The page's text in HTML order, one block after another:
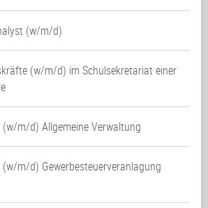
(w/m/d)
(w/m/d) im Schulsekretariat einer
m/d) Allgemeine Verwaltung
m/d) Gewerbesteuerveranlagung